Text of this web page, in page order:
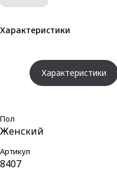
Характеристики
Характеристики
Пол
Женский
Артикул
8407